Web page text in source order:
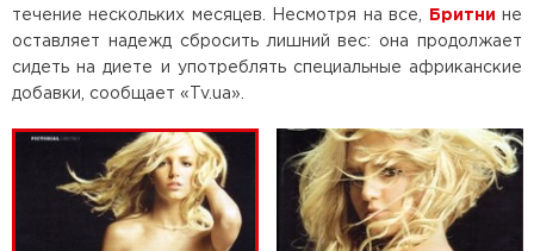
течение нескольких месяцев. Несмотря на все,
Бритни не
оставляет надежд сбросить лишний вес: она продолжает
сидеть на диете и употреблять специальные африканские
добавки, сообщает «Tv.ua».